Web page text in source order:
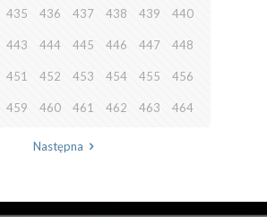
435 436 437 438 439 440
443 444 445 446 447 448
451 452 453 454 455 456
459 460 461 462 463 464
Następna